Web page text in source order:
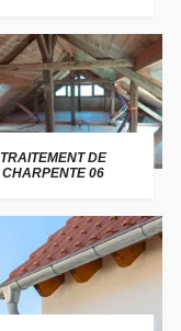
TRAITEMENT DE
CHARPENTE 06